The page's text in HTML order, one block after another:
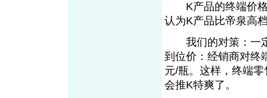
K产品的终端价格
认为K产品比帝泉高
我们的对策：一定
到位价：经销商对终
元/瓶。这样，终端
会推K特爽了。